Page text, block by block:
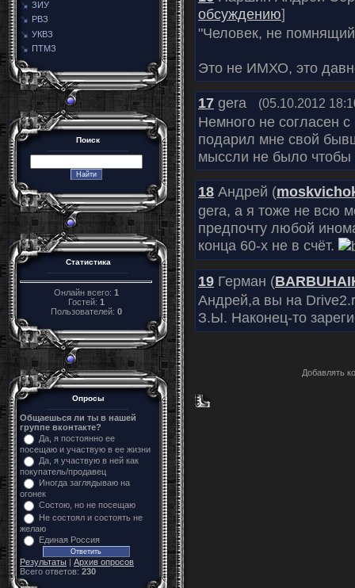
ЗИУ
РВЗ
УКВЗ
ПТМЗ
Поиск
Статистика
Онлайн всего: 1
Гостей: 1
Пользователей: 0
Опросы
Общаешься ли ты в нашей
группе вконтакте?
Да, я постоянно ее
посещаю и участвую в ее жизни
Да, я участвую в ней как
покупатель/продавец
Иногда заглядываю на
огонек
Состою, но не посещаю
Не состоял и состоять не
желаю
Единая Россия
Результаты | Архив опросов
Всего ответов: 230
обсуждению]
"Человек, не
Это не ИМХО, это
17 gera (05.10.2012
Немного не согласен
подарил мне свой
мыссли не было чтобы
18 Андрей (
gera, а я тоже не всю
предпочту любой
конца 60-х не в счёт.
19 Герман (
Андрей,а вы на
З.Ы. Наконец-то
Добавлять